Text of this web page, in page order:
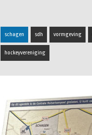
schagen sdh vormgeving
hockeyvereniging